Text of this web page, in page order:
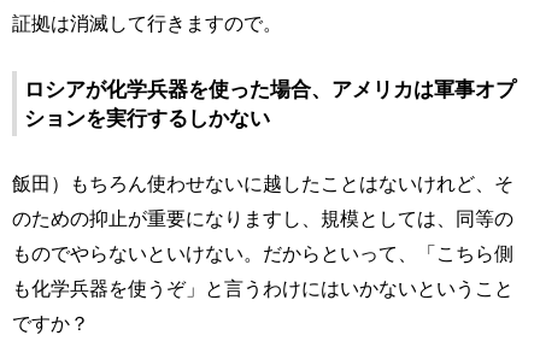
証拠は消滅して行きますので。
ロシアが化学兵器を使った場合、アメリカは軍事オプ
ションを実行するしかない
飯田）もちろん使わせないに越したことはないけれど、そ
のための抑止が重要になりますし、規模としては、同等の
ものでやらないといけない。だからといって、「こちら側
も化学兵器を使うぞ」と言うわけにはいかないということ
ですか？